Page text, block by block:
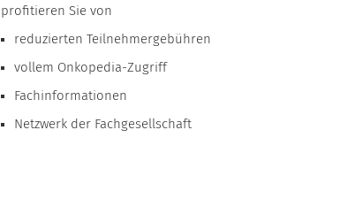
profitieren Sie von
reduzierten Teilnehmergebühren
vollem Onkopedia-Zugriff
Fachinformationen
Netzwerk der Fachgesellschaft